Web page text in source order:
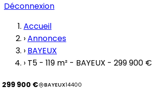
Déconnexion
Accueil
›Annonces
› BAYEUX
› T5 - 119 m² - BAYEUX - 299 900 €
299 900 € BAYEUX14400